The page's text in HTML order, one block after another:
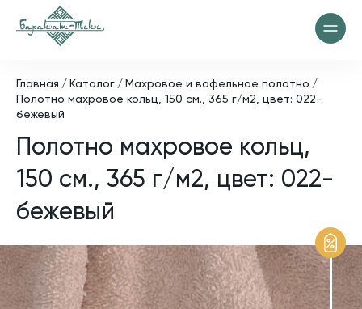
Главная Каталог
Махровое и вафельное полотно
Полотно махровое кольц, 150 см., 365 г/м2, цвет: 022-
бежевый
Полотно махровое кольц,
150 см., 365 г/м2, цвет: 022-
бежевый